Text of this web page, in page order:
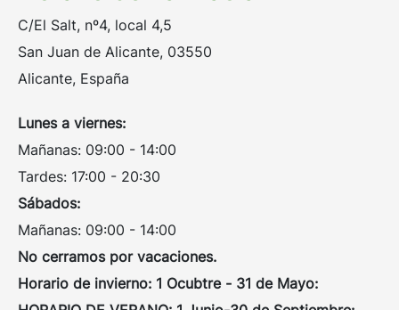
C/El Salt, nº4, local 4,5
San Juan de Alicante, 03550
Alicante, España
Lunes a viernes:
Mañanas: 09:00 - 14:00
Tardes: 17:00 - 20:30
Sábados:
Mañanas: 09:00 - 14:00
No cerramos por vacaciones.
Horario de invierno: 1 Ocubtre - 31 de Mayo: